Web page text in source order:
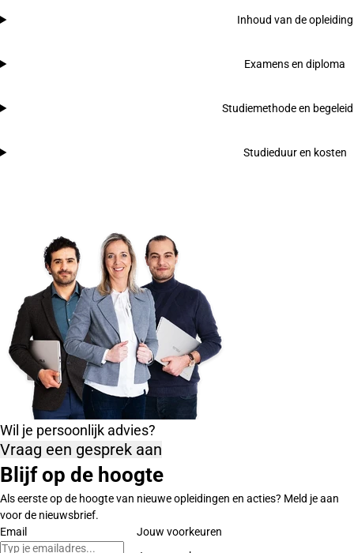
Inhoud van de opleiding
Examens en diploma
Studiemethode en
Studieduur en kosten
Wil je persoonlijk advies?
Vraag een gesprek aan
Blijf op de hoogte
Als eerste op de hoogte van nieuwe opleidingen en acties? Meld je aan
voor de nieuwsbrief.
Email
Jouw voorkeuren